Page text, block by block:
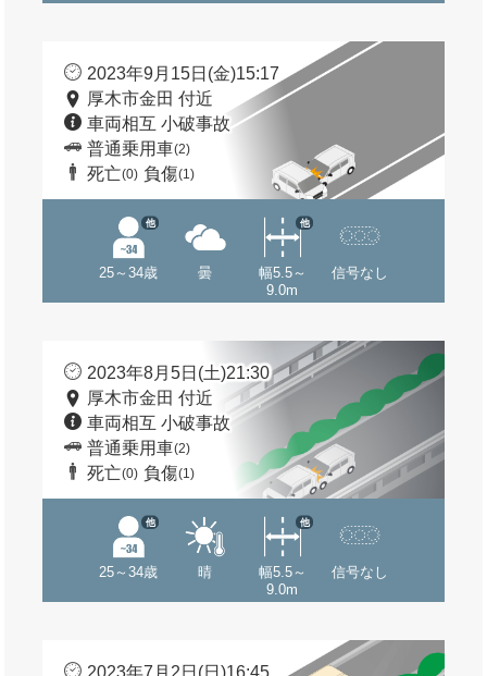
2023年9月15日(金)15:17
厚木市金田 付近
車両相互 小破事故
普通乗用車(2)
死亡(0) 負傷(1)
25～34歳
他
曇
幅5.5～
9.0m
他
信号なし
2023年8月5日(土)21:30
厚木市金田 付近
車両相互 小破事故
普通乗用車(2)
死亡(0) 負傷(1)
25～34歳
他
晴
幅5.5～
9.0m
他
信号なし
2023年7月2日(日)16:45